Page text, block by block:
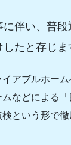
伴い、普
たと存じ
アブルホー
などによる
という形で